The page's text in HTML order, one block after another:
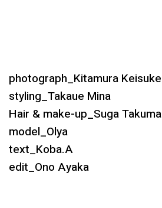
photograph_Kitamura Keisuke
styling_Takaue Mina
Hair & make-up_Suga Takuma
model_Olya
text_Koba.A
edit_Ono Ayaka